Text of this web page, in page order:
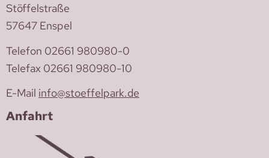
Stöffelstraße
57647 Enspel
Telefon 02661 980980-0
Telefax 02661 980980-10
E-Mail info@stoeffelpark.de
Anfahrt